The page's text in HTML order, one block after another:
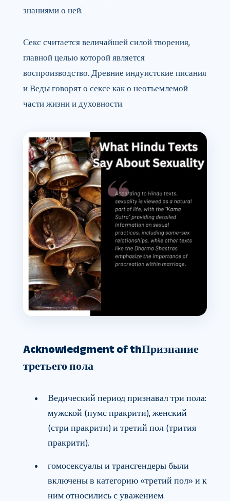
знаниями о ней.
Секс считается величайшей силой творения,
главной целью которой является
воспроизводство. Древние индуистские писания
и Веды говорят о сексе как о неотъемлемой
части жизни и духовности.
Acknowledgment of thПризнание
третьего пола
Ведический период признавал три пола:
мужской (пумс пракрити), женский
(стри пракрити) и третий пол (трития
пракрити).
гомосексуалы и трансгендеры были
включены в категорию «третий пол» и к
ним относились с уважением.